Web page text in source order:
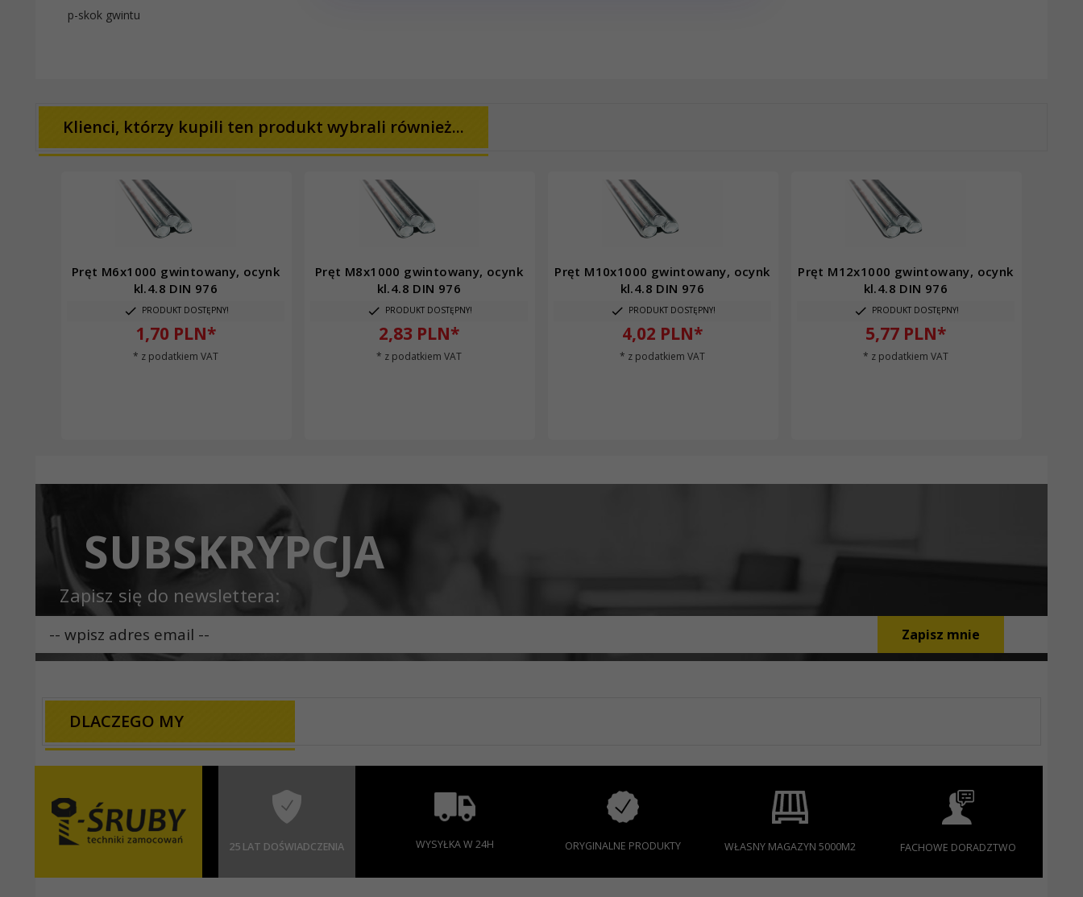
p-skok gwintu
Klienci, którzy kupili ten produkt wybrali również...
Pręt M6x1000 gwintowany, ocynk
kl.4.8 DIN 976
PRODUKT DOSTĘPNY!
1,70 PLN*
* z podatkiem VAT
Pręt M8x1000 gwintowany, ocynk
kl.4.8 DIN 976
PRODUKT DOSTĘPNY!
2,83 PLN*
* z podatkiem VAT
Pręt M10x1000 gwintowany, ocynk
kl.4.8 DIN 976
PRODUKT DOSTĘPNY!
4,02 PLN*
* z podatkiem VAT
Pręt M12x1000 gwintowany, ocynk
kl.4.8 DIN 976
PRODUKT DOSTĘPNY!
5,77 PLN*
* z podatkiem VAT
SUBSKRYPCJA
Zapisz się do newslettera:
Zapisz mnie
DLACZEGO MY
25 LAT DOŚWIADCZENIA WYSYŁKA W 24H ORYGINALNE PRODUKTY WŁASNY MAGAZYN 5000M2 FACHOWE DORADZTWO